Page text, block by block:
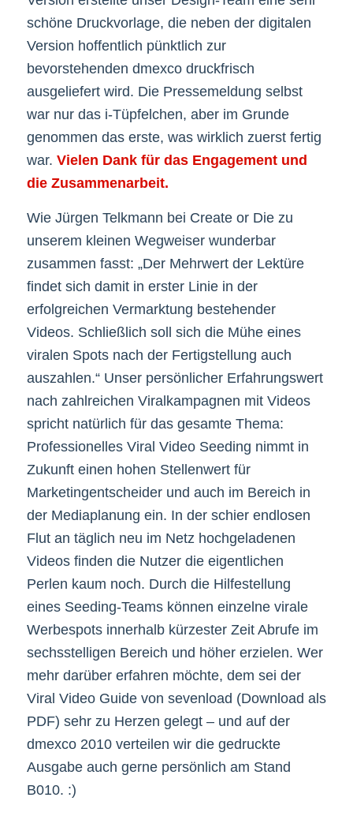
schöne Druckvorlage, die neben der digitalen
Version hoffentlich pünktlich zur
bevorstehenden dmexco druckfrisch
ausgeliefert wird. Die Pressemeldung selbst
war nur das i-Tüpfelchen, aber im Grunde
genommen das erste, was wirklich zuerst fertig
war. Vielen Dank für das Engagement und
die Zusammenarbeit.
Wie Jürgen Telkmann bei Create or Die zu
unserem kleinen Wegweiser wunderbar
zusammen fasst: „Der Mehrwert der Lektüre
findet sich damit in erster Linie in der
erfolgreichen Vermarktung bestehender
Videos. Schließlich soll sich die Mühe eines
viralen Spots nach der Fertigstellung auch
auszahlen.“ Unser persönlicher Erfahrungswert
nach zahlreichen Viralkampagnen mit Videos
spricht natürlich für das gesamte Thema:
Professionelles Viral Video Seeding nimmt in
Zukunft einen hohen Stellenwert für
Marketingentscheider und auch im Bereich in
der Mediaplanung ein. In der schier endlosen
Flut an täglich neu im Netz hochgeladenen
Videos finden die Nutzer die eigentlichen
Perlen kaum noch. Durch die Hilfestellung
eines Seeding-Teams können einzelne virale
Werbespots innerhalb kürzester Zeit Abrufe im
sechsstelligen Bereich und höher erzielen. Wer
mehr darüber erfahren möchte, dem sei der
Viral Video Guide von sevenload (Download als
PDF) sehr zu Herzen gelegt – und auf der
dmexco 2010 verteilen wir die gedruckte
Ausgabe auch gerne persönlich am Stand
B010. :)